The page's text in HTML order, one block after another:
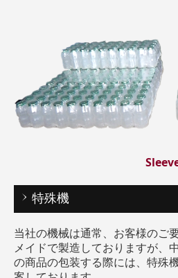
特殊機
当社の機械は通常、お客様のご
メイドで製造しておりますが、
の商品の包装する際には、特殊